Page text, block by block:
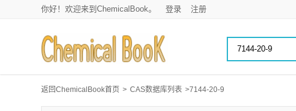
你好！欢迎来到ChemicalBook。 登录 注册
返回ChemicalBook首页 > CAS数据库列表 >7144-20-9